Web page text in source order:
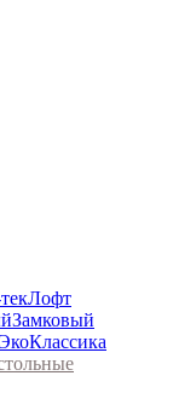
Лофт
Замковый
Классика